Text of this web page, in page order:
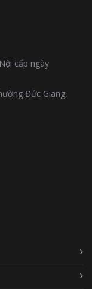
cấp ngày
Đức Giang,